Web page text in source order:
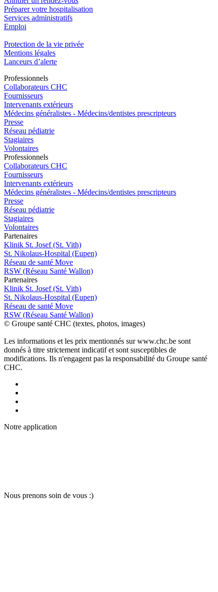
Préparer votre hospitalisation
Services administratifs
Emploi​
Protection de la vie privée
Mentions légales
Lanceurs d’alerte
Professionnels
Collaborateurs CHC
Fournisseurs
Intervenants extérieurs
Médecins généralistes - Médecins/dentistes prescripteurs
Presse
Réseau pédiatrie
Stagiaires
Volontaires
Professionnels
Collaborateurs CHC
Fournisseurs
Intervenants extérieurs
Médecins généralistes - Médecins/dentistes prescripteurs
Presse
Réseau pédiatrie
Stagiaires
Volontaires
Partenaires
Klinik St. Josef (St. Vith)
St. Nikolaus-Hospital (Eupen)
Réseau de santé Move
RSW (Réseau Santé Wallon)
Partenaires
Klinik St. Josef (St. Vith)
St. Nikolaus-Hospital (Eupen)
Réseau de santé Move
RSW (Réseau Santé Wallon)
© Groupe santé CHC (textes, photos, images)
Les informations et les prix mentionnés sur www.chc.be sont
donnés à titre strictement indicatif et sont susceptibles de
modifications. Ils n'engagent pas la responsabilité du Groupe santé
CHC.
Notre application
Nous prenons soin de vous :)